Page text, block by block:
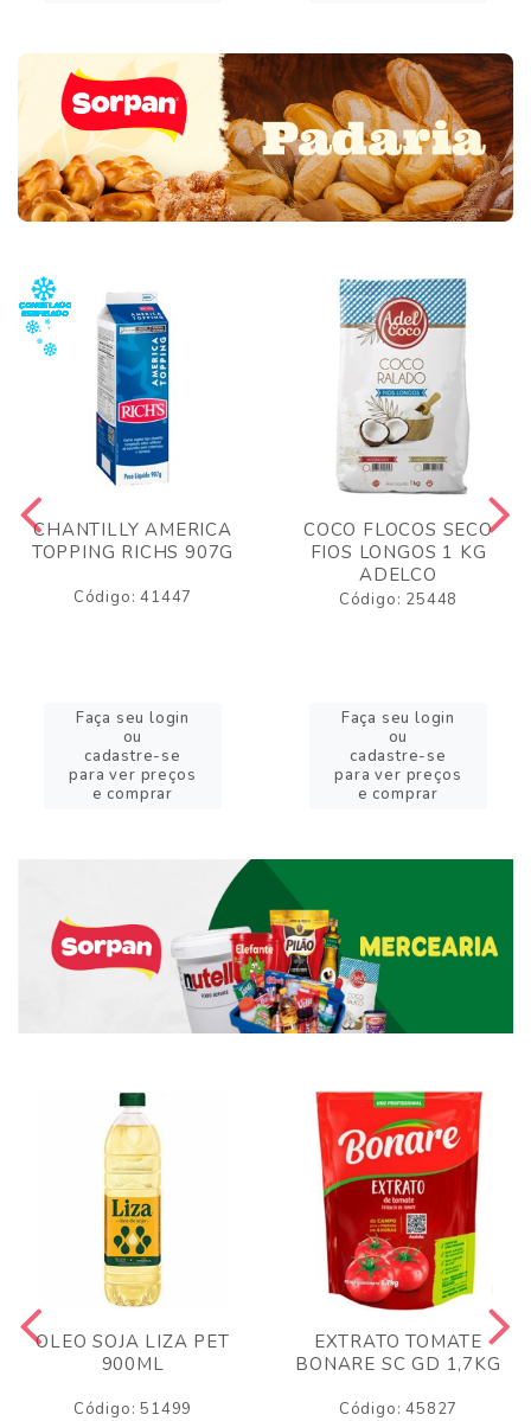
CHANTILLY AMERICA
TOPPING RICHS 907G
Código: 41447
Faça seu login
ou
cadastre-se
para ver preços
e comprar
COCO FLOCOS SECO
FIOS LONGOS 1 KG
ADELCO
Código: 25448
Faça seu login
ou
cadastre-se
para ver preços
e comprar
OLEO SOJA LIZA PET
900ML
Código: 51499
EXTRATO TOMATE
BONARE SC GD 1,7KG
Código: 45827